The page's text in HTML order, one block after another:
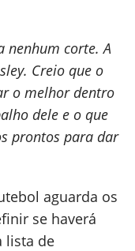
nenhum corte. A
Creio que o
o melhor dentro
dele e o que
prontos para dar
aguarda os
se haverá
lista de